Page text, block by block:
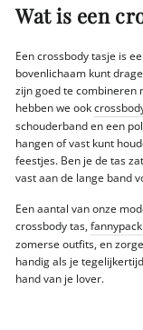
Wat is een
Een crossbody tasje is
bovenlichaam kunt
zijn goed te combineren
hebben we ook
schouderband en een
hangen of vast kunt
feestjes. Ben je de tas
vast aan de lange band
Een aantal van onze
crossbody tas,
zomerse outfits, en
handig als je
hand van je lover.